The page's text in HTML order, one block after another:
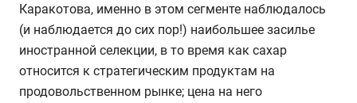
Каракотова, именно в этом сегменте наблюдалось
(и наблюдается до сих пор!) наибольшее засилье
иностранной селекции, в то время как сахар
относится к стратегическим продуктам на
продовольственном рынке; цена на него